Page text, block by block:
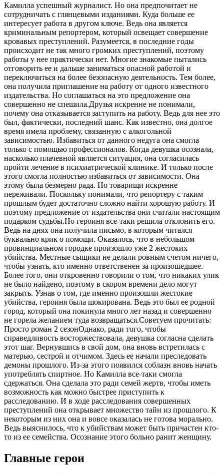
Камилла успешный журналист. Но она предпочитает не
сотрудничать с глянцевыми изданиями. Куда больше ее
интересует работа в другом ключе. Ведь она является
криминальным репортером, который освещает совершение
кровавых преступлений. Разумеется, в последние годы
происходит не так много громких преступлений, поэтому
работы у нее практически нет. Многие знакомые пытались
отговорить ее и дальше заниматься опасной работой и
переключиться на более безопасную деятельность. Тем более,
она получила приглашение на работу от одного известного
издательства. Но соглашаться на это предложение она
совершенно не спешила.Друзья искренне не понимали,
почему она отказывается заступить на работу. Ведь для нее это
был, фактически, последний шанс. Как известно, она долгое
время имела проблему, связанную с алкогольной
зависимостью. Избавиться от данного недуга она смогла
только с помощью профессионалов. Когда девушка осознала,
насколько плачевной является ситуация, она согласилась
пройти лечение в психиатрической клинике. И только после
этого смогла полностью избавиться от зависимости. Она
этому была безмерно рада. Но товарищи искренне
переживали. Поскольку понимали, что репортеру с таким
прошлым будет достаточно сложно найти хорошую работу. И
поэтому предложение от издательства они считали настоящим
подарком судьбы.Но героиня все-таки решила отклонить его.
Ведь на днях она получила письмо, в которым читался
буквально крик о помощи. Оказалось, что в небольшом
провинциальном городке произошло уже 2 жестоких
убийства. Местные сыщики не делали ровным счетом ничего,
чтобы узнать, кто именно ответственен за произошедшее.
Более того, они откровенно говорили о том, что никаких улик
не было найдено, поэтому в скором времени дело могут
закрыть. Узнав о том, где именно произошли жестокие
убийства, героиня была шокирована. Ведь это был ее родной
город, который она покинула много лет назад и совершенно
не горела желанием туда возвращаться.Советуем прочитать:
Просто роман 2 сезонОднако, ради того, чтобы
справедливость восторжествовала, девушка согласна сделать
этот шаг. Вернувшись в свой дом, она вновь встретилась с
матерью, сестрой и отчимом. Здесь ее начали преследовать
демоны прошлого. Из-за этого появился соблазн вновь начать
употреблять спиртное. Но Камилла все-таки смогла
сдержаться. Она сделала это ради семей жертв, чтобы иметь
возможность как можно быстрее приступить к
расследованию. И в ходе расследования совершенных
преступлений она открывает множество тайн из прошлого. К
некоторым из них она и вовсе оказалась не готова морально.
Ведь выяснилось, что к убийствам может быть причастен кто-
то из ее семейства. Осознание этого больно ранит женщину.
Главные герои